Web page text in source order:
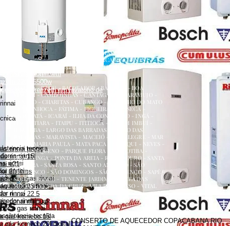
gás komeco 15l
gás komeco 20l digital
rinnai preço
rinnai 15l
e21
21 litros
preço
rinnai 35 litros
rinnai 22 5
rinnai manual
CONSERTO DE AQUECEDOR COPACABANA RIO
tecnica
rinnai
rinnai
rinnai
a gas rinnai
rinnai
rinnai
rinnai
a gas rinnai
tecnica
lorenzetti 15l
versátil lorenzetti
lorenzetti em torneira
lorenzetti
110v
água da rua
versátil lorenzetti
220v 5500w
lorenzetti em lavatório de
AQUECEDOR A GÁS, CONSERTO, MANUTENÇÃO,
INSTALAÇÃO, ASSISTÊNCIA TÉCNICA RUA ERNANI
AMARAL PEIXOTO 252 CENTRO NITERÓI
NITERÓI RJ
ATALAIA - BADU - BALDEADOR - BARRETO - BOA
VIAGEM - CAMBOINHAS - CANTAGALO - CARAMUJO -
CENTRO - CHARITAS - CUBANGO - ENGENHO DO MATO
- ENGENHOCA - FÁTIMA - FIGUEIRA - FONSECA -
GRAGOATÁ - ICARAÍ - ILHA DA CONCEIÇÃO - INGÁ -
ITACOATIARA - ITAIPU - ITITIOCA - JARDIM IMBUÍ -
JURUJUBA - LARGO DAS BARRADAS - LARGO DAS
BATALHAS - MARAVISTA - MACEIÓ - MAR ALEGRE - MAR
AZUL - MARIA PAULA - MATA PACA - MURIQUI - NEVES -
PADRE PEQUENO - PARQUE FLORA - PENDOTIBA -
PIRATININGA - PONTA DA AREIA - RIO DO OURO - SANTA
BÁRBARA - SANTA ROSA - SANTO ANTÔNIO - SÃO
FRANCISCO - SÃO DOMINGOS - SÃO LOURENÇO - SAPÊ -
SERRA GRANDE - TENENTE JARDIM - VARZEA DAS
MOÇAS - VENDA DA CRUZ - VILA PROGRESSO - VITAL
BRASIL